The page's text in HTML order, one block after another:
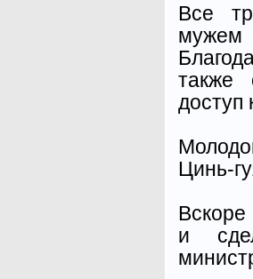
Все
мужем
также
доступ
Цинь-
и